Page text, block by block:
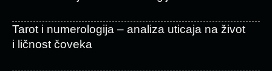
Tarot i numerologija – analiza uticaja na život
i ličnost čoveka